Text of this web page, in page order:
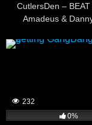
CutlersDen –
Amadeus &
232
0%